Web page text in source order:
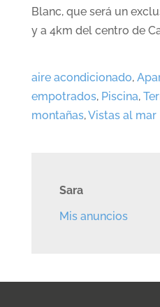
Blanc, que será un
y a 4km del centro de
aire acondicionado,
empotrados, Piscina,
montañas,Vistas al mar
Sara
Mis anuncios